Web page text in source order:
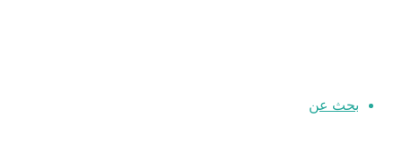
بحث عن